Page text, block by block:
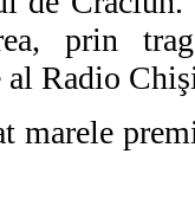
prin
Radio
marele